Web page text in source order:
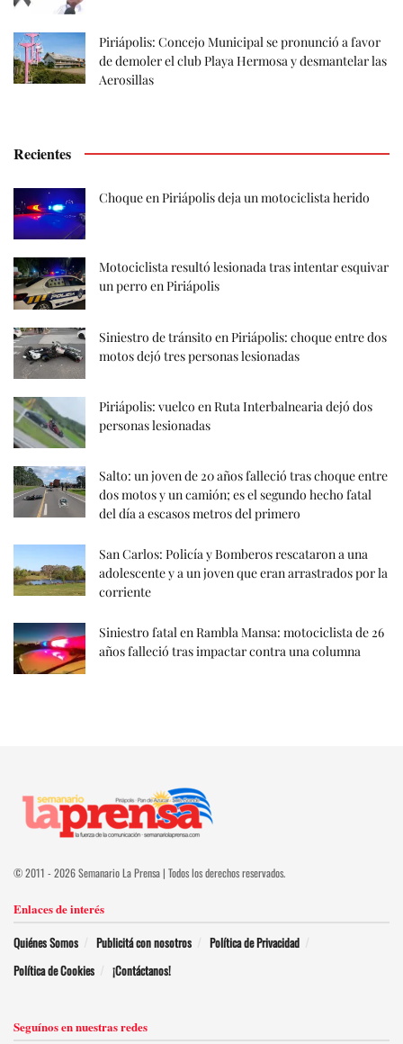
Piriápolis: Concejo Municipal se pronunció a favor
de demoler el club Playa Hermosa y desmantelar las
Aerosillas
Recientes
Choque en Piriápolis deja un motociclista herido
Motociclista resultó lesionada tras intentar esquivar
un perro en Piriápolis
Siniestro de tránsito en Piriápolis: choque entre dos
motos dejó tres personas lesionadas
Piriápolis: vuelco en Ruta Interbalnearia dejó dos
personas lesionadas
Salto: un joven de 20 años falleció tras choque entre
dos motos y un camión; es el segundo hecho fatal
del día a escasos metros del primero
San Carlos: Policía y Bomberos rescataron a una
adolescente y a un joven que eran arrastrados por la
corriente
Siniestro fatal en Rambla Mansa: motociclista de 26
años falleció tras impactar contra una columna
© 2011 - 2026 Semanario La Prensa | Todos los derechos reservados.
Enlaces de interés
Quiénes Somos Publicitá con nosotros
Política de Privacidad
Política de Cookies
¡Contáctanos!
Seguínos en nuestras redes